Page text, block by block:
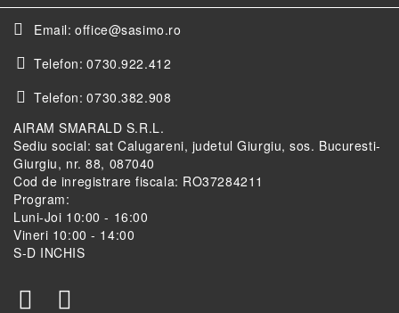
Email: office@sasimo.ro
Telefon: 0730.922.412
Telefon: 0730.382.908
AIRAM SMARALD S.R.L.
Sediu social: sat Calugareni, judetul Giurgiu, sos. Bucuresti-
Giurgiu, nr. 88, 087040
Cod de inregistrare fiscala: RO37284211
Program:
Luni-Joi 10:00 - 16:00
Vineri 10:00 - 14:00
S-D INCHIS